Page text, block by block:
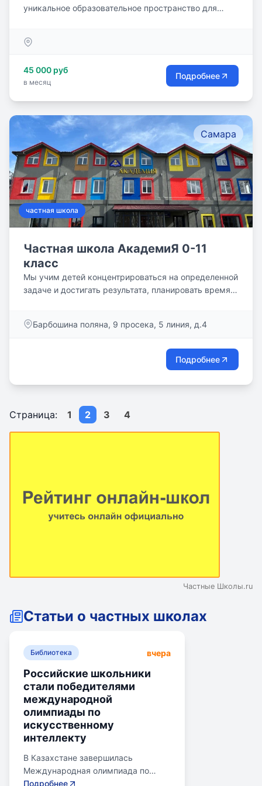
уникальное образовательное пространство для
45 000 руб
в месяц
Подробнее
Самара
частная школа
Частная школа АкадемиЯ 0-11
класс
Мы учим детей концентрироваться на определенной
задаче и достигать результата, планировать время.
Барбошина поляна, 9 просека, 5 линия, д.4
Подробнее
Страница: 1 2 3 4
Частные Школы.ru
Статьи о частных школах
Библиотека вчера
Российские школьники
стали победителями
международной
олимпиады по
искусственному
интеллекту
В Казахстане завершилась
Международная олимпиада по
искусственному интеллекту.
Подробнее